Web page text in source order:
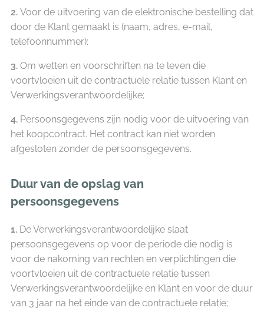
2. Voor de uitvoering van de elektronische bestelling dat
door de Klant gemaakt is (naam, adres, e-mail,
telefoonnummer);
3. Om wetten en voorschriften na te leven die
voortvloeien uit de contractuele relatie tussen Klant en
Verwerkingsverantwoordelijke;
4. Persoonsgegevens zijn nodig voor de uitvoering van
het koopcontract. Het contract kan niet worden
afgesloten zonder de persoonsgegevens.
Duur van de opslag van
persoonsgegevens
1. De Verwerkingsverantwoordelijke slaat
persoonsgegevens op voor de periode die nodig is
voor de nakoming van rechten en verplichtingen die
voortvloeien uit de contractuele relatie tussen
Verwerkingsverantwoordelijke en Klant en voor de duur
van 3 jaar na het einde van de contractuele relatie;